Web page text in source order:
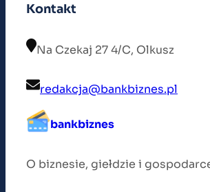
Kontakt
Na Czekaj 27 4/C, Olkusz
redakcja@bankbiznes.pl
bankbiznes
O biznesie, giełdzie i